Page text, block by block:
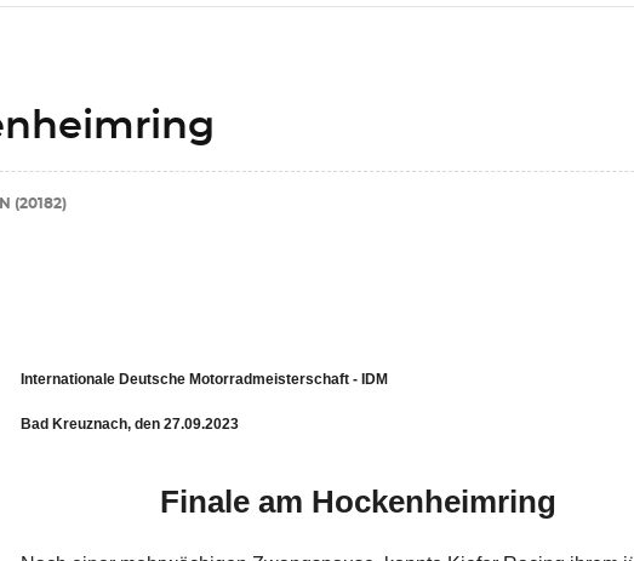
(20182)
Internationale Deutsche Motorradmeisterschaft - IDM
Bad Kreuznach, den 27.09.2023
Finale am Hockenheimring